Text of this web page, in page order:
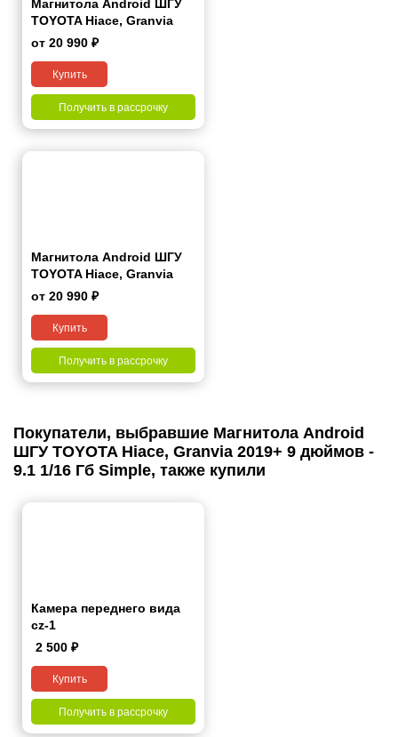
Магнитола Android ШГУ
TOYOTA Hiace, Granvia
2019+ 9 дюймов - 10.1
от 20 990 ₽
Купить
Получить в рассрочку
Магнитола Android ШГУ
TOYOTA Hiace, Granvia
2019+ 9 дюймов - 10.1
от 20 990 ₽
Купить
Получить в рассрочку
Покупатели, выбравшие Магнитола Android
ШГУ TOYOTA Hiace, Granvia 2019+ 9 дюймов -
9.1 1/16 Гб Simple, также купили
Камера переднего вида
cz-1
2 500 ₽
Купить
Получить в рассрочку